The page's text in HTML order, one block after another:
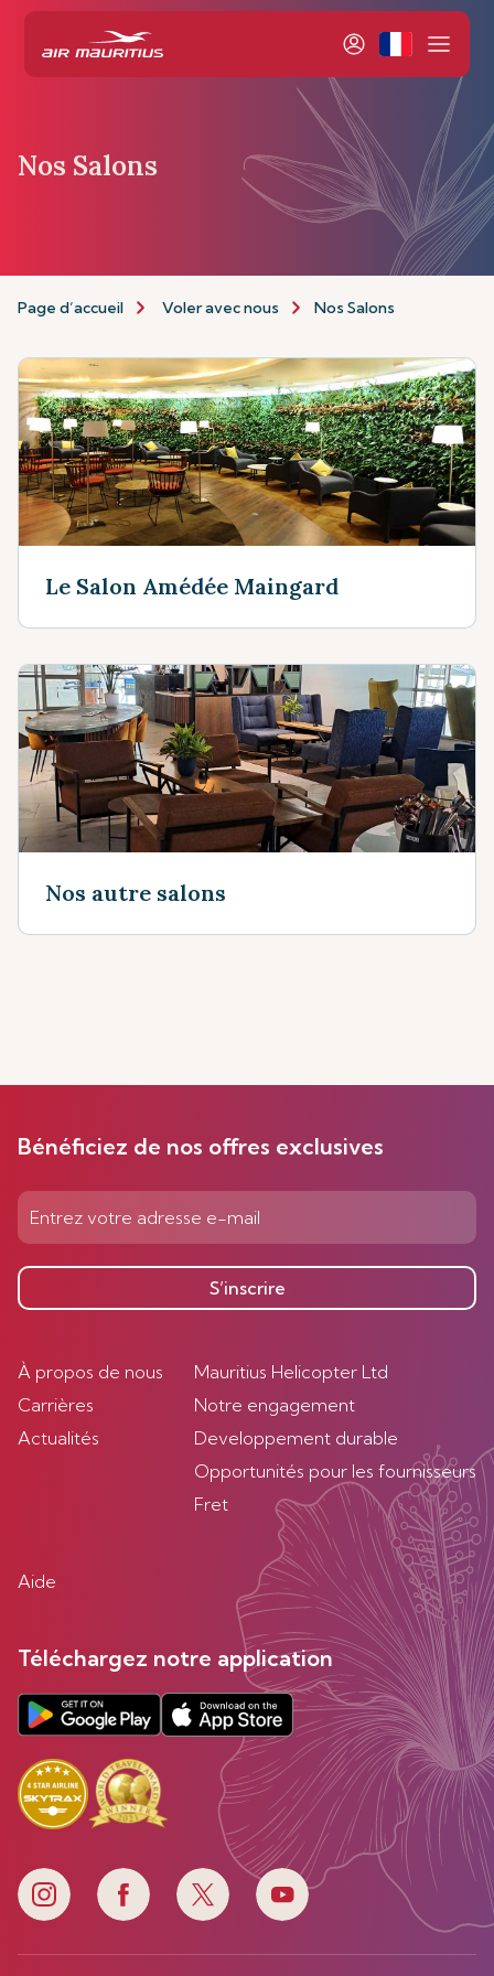
Nos Salons
Page d’accueil Voler avec nous Nos Salons
Le Salon Amédée Maingard
Nos autre salons
Bénéficiez de nos offres exclusives
S’inscrire
À propos de nous
Carrières
Actualités
Mauritius Helicopter Ltd
Notre engagement
Developpement durable
Opportunités pour les fournisseurs
Fret
Aide
Téléchargez notre application